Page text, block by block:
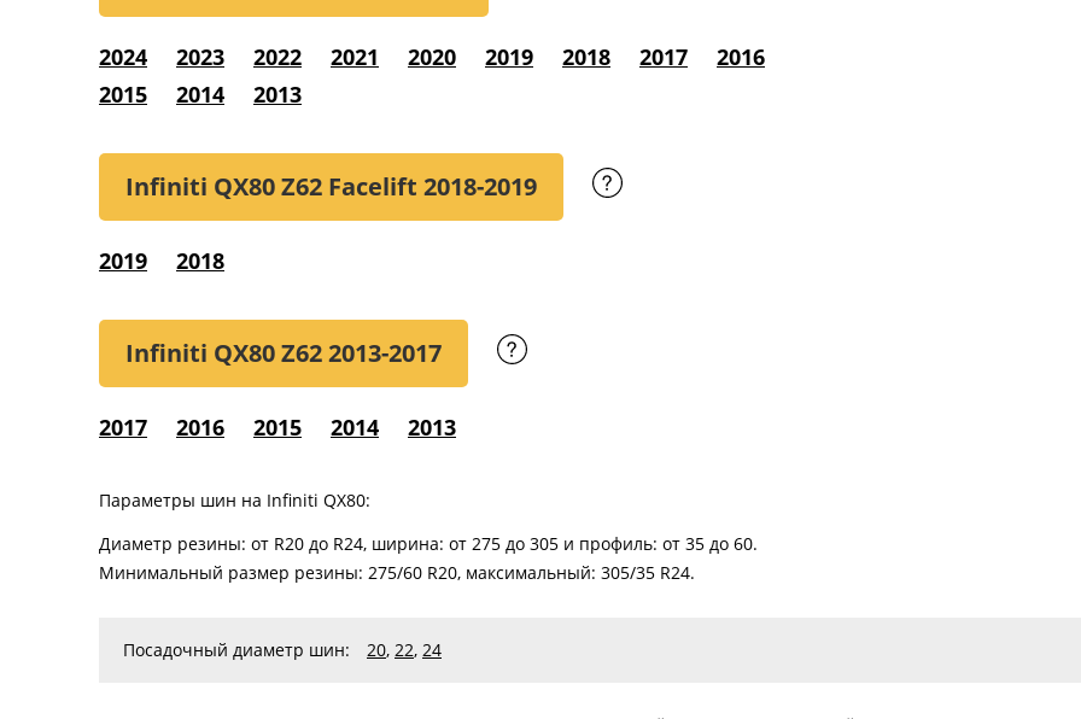
2024 2023 2022 2021 2020 2019 2018 2017
2016
2015
2014 2013
Infiniti QX80 Z62 Facelift 2018-2019
2019 2018
Infiniti QX80 Z622013-2017
2017 2016 2015 2014 2013
Параметры шин на Infiniti QX80:
Диаметр резины: от R20 до R24, ширина: от 275 до 305 и профиль: от 35 до 60.
Минимальный размер резины: 275/60 R20, максимальный: 305/35 R24.
Посадочный диаметр шин: 20, 22, 24